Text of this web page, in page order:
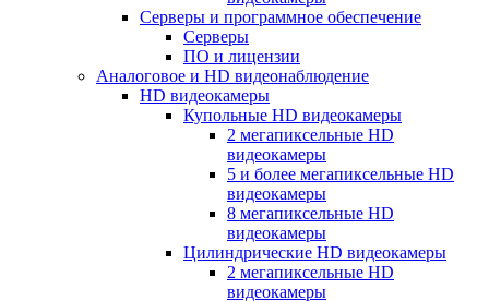
Серверы и программное обеспечение
Серверы
ПО и лицензии
Аналоговое и HD видеонаблюдение
HD видеокамеры
Купольные HD видеокамеры
2 мегапиксельные HD
видеокамеры
5 и более мегапиксельные HD
видеокамеры
8 мегапиксельные HD
видеокамеры
Цилиндрические HD видеокамеры
2 мегапиксельные HD
видеокамеры